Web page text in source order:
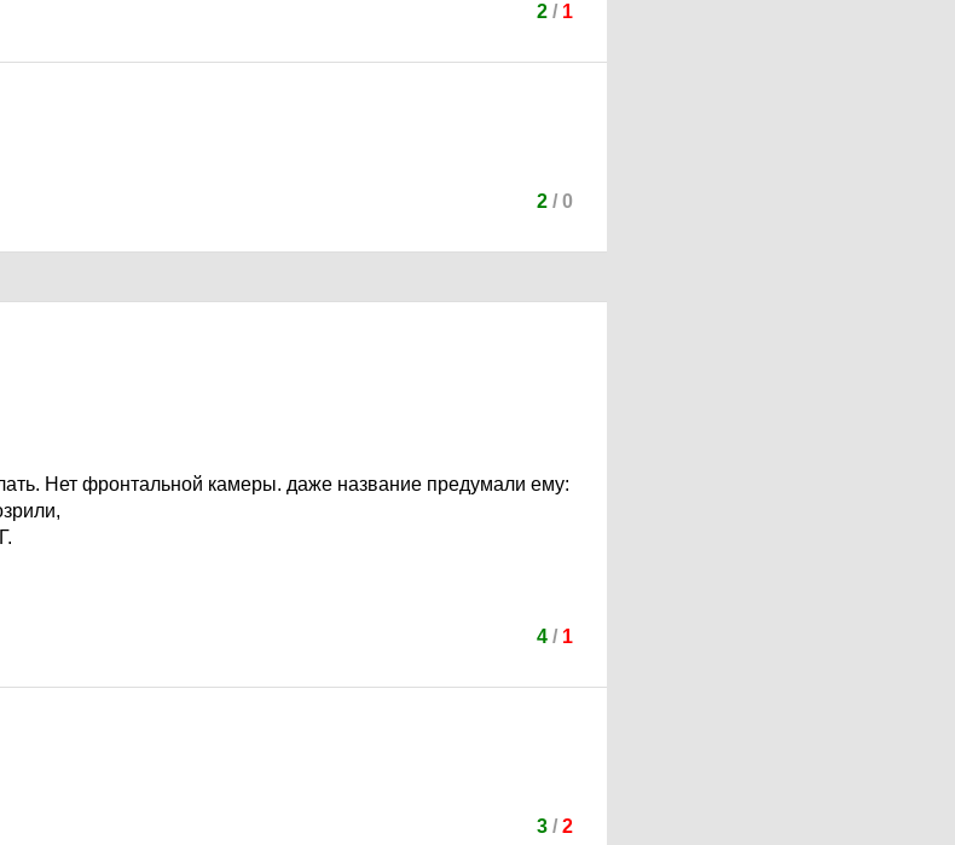
2/ 1
2/ 0
Нет фронтальной камеры. даже название предумали ему:
4/ 1
3/ 2